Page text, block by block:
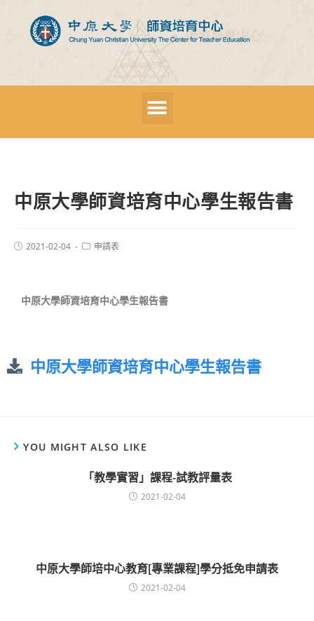
中原大學師資培育中心學生報告書
2021-02-04 申請表
中原大學師資培育中心學生報告書
中原大學師資培育中心學生報告書
YOU MIGHT ALSO LIKE
「教學實習」課程-試教評量表
2021-02-04
中原大學師培中心教育[專業課程]學分抵免申請表
2021-02-04